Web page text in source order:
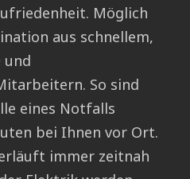
Möglich
aus schnellem,
und
So sind
eines Notfalls
bei Ihnen vor Ort.
immer zeitnah